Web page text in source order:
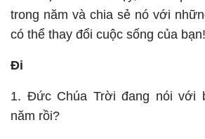
trong năm và chia sẻ nó với
có thể thay đổi cuộc sống của bạn!
Đi
1. Đức Chúa Trời đang nói với
năm rồi?